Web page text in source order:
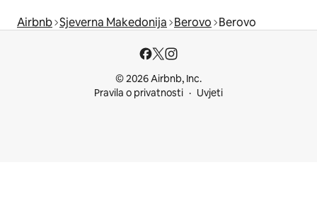
Airbnb Sjeverna Makedonija Berovo Berovo
© 2026 Airbnb, Inc.
Pravila o privatnosti
Uvjeti